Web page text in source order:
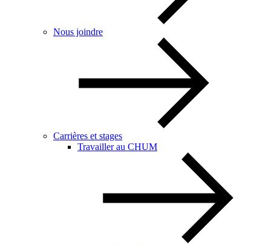
Nous joindre
Carrières et stages
Travailler au CHUM